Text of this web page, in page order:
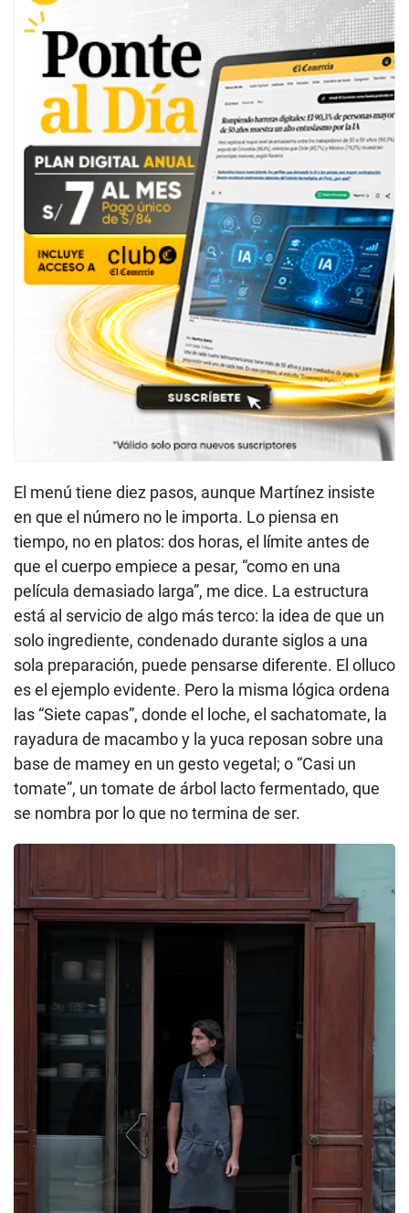
El menú tiene diez pasos, aunque Martínez insiste
en que el número no le importa. Lo piensa en
tiempo, no en platos: dos horas, el límite antes de
que el cuerpo empiece a pesar, “como en una
película demasiado larga”, me dice. La estructura
está al servicio de algo más terco: la idea de que un
solo ingrediente, condenado durante siglos a una
sola preparación, puede pensarse diferente. El olluco
es el ejemplo evidente. Pero la misma lógica ordena
las “Siete capas”, donde el loche, el sachatomate, la
rayadura de macambo y la yuca reposan sobre una
base de mamey en un gesto vegetal; o “Casi un
tomate”, un tomate de árbol lacto fermentado, que
se nombra por lo que no termina de ser.